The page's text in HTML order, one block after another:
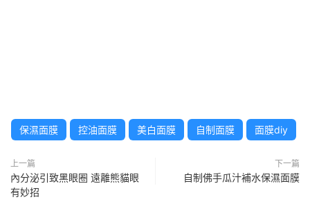
保濕面膜 控油面膜 美白面膜 自制面膜 面膜diy
上一篇
內分泌引致黑眼圈 遠離熊貓眼
有妙招
下一篇
自制佛手瓜汁補水保濕面膜